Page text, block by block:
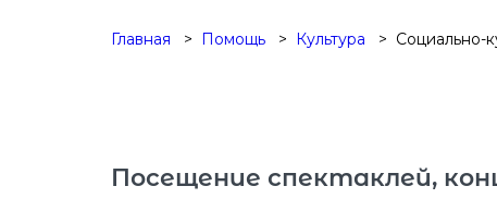
Главная Помощь Культура Социально-
Посещение спектаклей,